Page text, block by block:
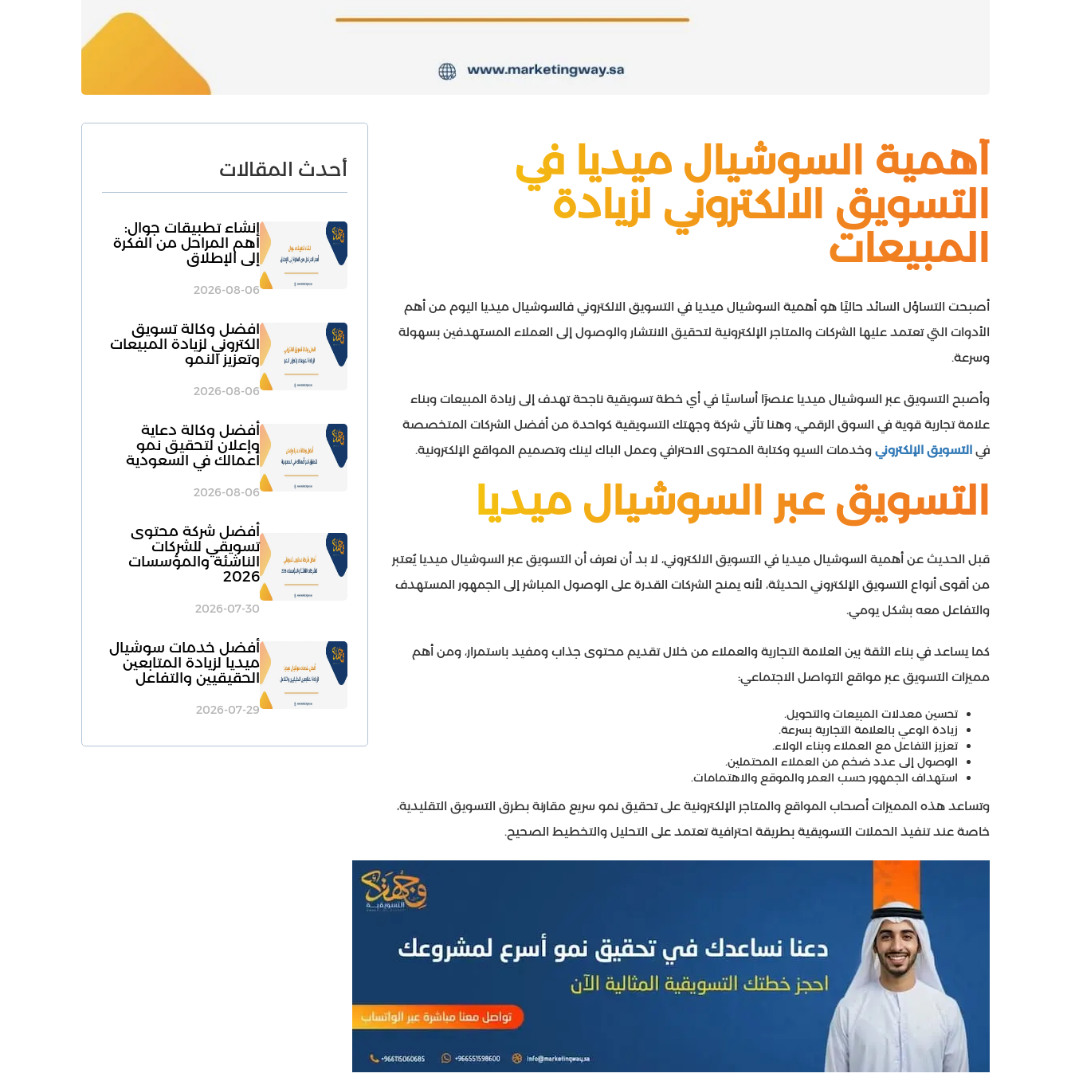
أهمية السوشيال ميديا في
التسويق الالكتروني لزيادة
المبيعات
أصبحت التساؤل السائد حاليًا هو أهمية السوشيال ميديا في التسويق الالكتروني فالسوشيال ميديا اليوم من أهم
الأدوات التي تعتمد عليها الشركات والمتاجر الإلكترونية لتحقيق الانتشار والوصول إلى العملاء المستهدفين بسهولة
وسرعة.
وأصبح التسويق عبر السوشيال ميديا عنصرًا أساسيًا في أي خطة تسويقية ناجحة تهدف إلى زيادة المبيعات وبناء
علامة تجارية قوية في السوق الرقمي، وهنا تأتي شركة وجهتك التسويقية كواحدة من أفضل الشركات المتخصصة
في التسويق الإلكتروني وخدمات السيو وكتابة المحتوى الاحترافي وعمل الباك لينك وتصميم المواقع الإلكترونية.
التسويق عبر السوشيال ميديا
قبل الحديث عن أهمية السوشيال ميديا في التسويق الالكتروني، لا بد أن نعرف أن التسويق عبر السوشيال ميديا يُعتبر
من أقوى أنواع التسويق الإلكتروني الحديثة، لأنه يمنح الشركات القدرة على الوصول المباشر إلى الجمهور المستهدف
والتفاعل معه بشكل يومي.
كما يساعد في بناء الثقة بين العلامة التجارية والعملاء من خلال تقديم محتوى جذاب ومفيد باستمرار، ومن أهم
مميزات التسويق عبر مواقع التواصل الاجتماعي:
تحسين معدلات المبيعات والتحويل.
زيادة الوعي بالعلامة التجارية بسرعة.
تعزيز التفاعل مع العملاء وبناء الولاء.
الوصول إلى عدد ضخم من العملاء المحتملين.
استهداف الجمهور حسب العمر والموقع والاهتمامات.
وتساعد هذه المميزات أصحاب المواقع والمتاجر الإلكترونية على تحقيق نمو سريع مقارنة بطرق التسويق التقليدية،
خاصة عند تنفيذ الحملات التسويقية بطريقة احترافية تعتمد على التحليل والتخطيط الصحيح.
أحدث المقالات
انشاء تطبيقات جوال:
أهم المراحل من الفكرة
إلى الإطلاق
2026-08-06
افضل وكالة تسويق
الكتروني لزيادة المبيعات
وتعزيز النمو
2026-08-06
أفضل وكالة دعاية
وإعلان لتحقيق نمو
أعمالك في السعودية
2026-08-06
أفضل شركة محتوى
تسويقي للشركات
الناشئة والمؤسسات
2026
2026-07-30
أفضل خدمات سوشيال
ميديا لزيادة المتابعين
الحقيقيين والتفاعل
2026-07-29